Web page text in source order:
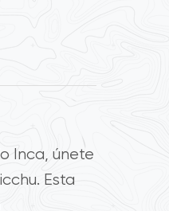
Inca, únete
Esta